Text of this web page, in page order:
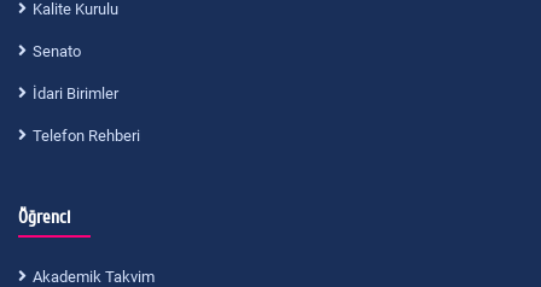
Kalite Kurulu
Senato
İdari Birimler
Telefon Rehberi
Öğrenci
Akademik Takvim